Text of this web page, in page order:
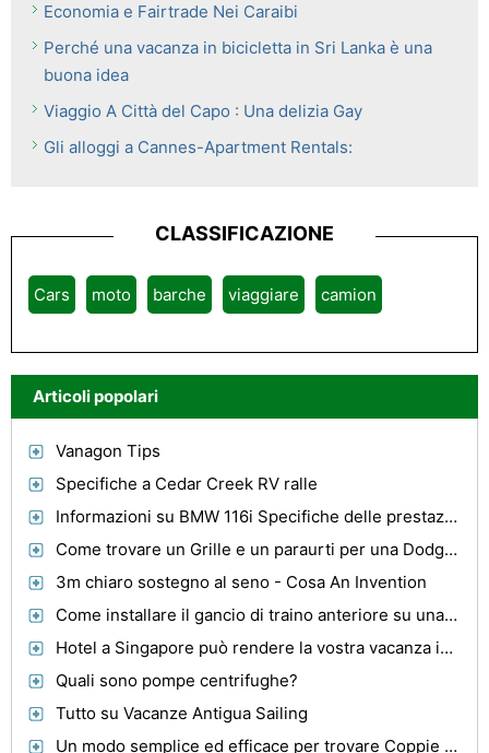
Economia e Fairtrade Nei Caraibi
Perché una vacanza in bicicletta in Sri Lanka è una
buona idea
Viaggio A Città del Capo : Una delizia Gay
Gli alloggi a Cannes-Apartment Rentals:
CLASSIFICAZIONE
Cars moto barche viaggiare camion
Articoli popolari
Vanagon Tips
Specifiche a Cedar Creek RV ralle
Informazioni su BMW 116i Specifiche delle prestazioni
Come trovare un Grille e un paraurti per una Dodge Stratus 2004
3m chiaro sostegno al seno - Cosa An Invention
Come installare il gancio di traino anteriore su una Jeep Liberty
Hotel a Singapore può rendere la vostra vacanza indimenticabile
Quali sono pompe centrifughe?
Tutto su Vacanze Antigua Sailing
Un modo semplice ed efficace per trovare Coppie ragionevoli Pacchetti vacanza